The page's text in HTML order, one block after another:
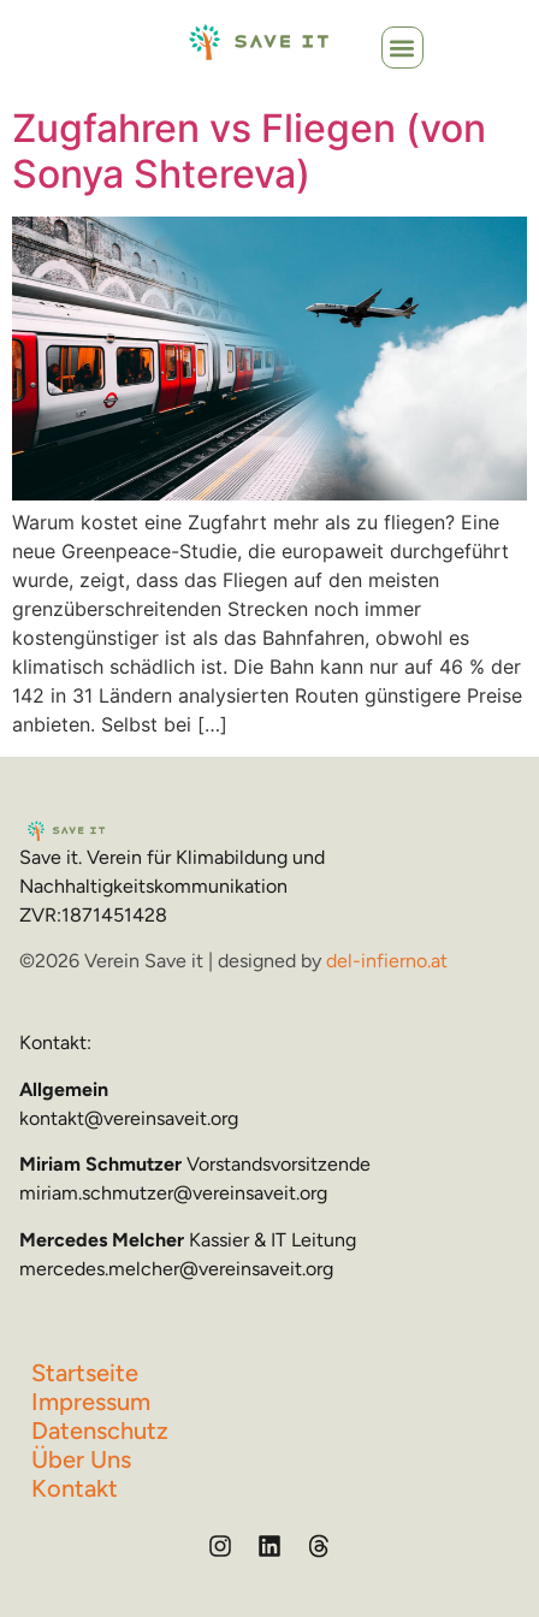
Zugfahren vs Fliegen (von
Sonya Shtereva)
Warum kostet eine Zugfahrt mehr als zu fliegen? Eine
neue Greenpeace-Studie, die europaweit durchgeführt
wurde, zeigt, dass das Fliegen auf den meisten
grenzüberschreitenden Strecken noch immer
kostengünstiger ist als das Bahnfahren, obwohl es
klimatisch schädlich ist. Die Bahn kann nur auf 46 % der
142 in 31 Ländern analysierten Routen günstigere Preise
anbieten. Selbst bei […]
Save it. Verein für Klimabildung und
Nachhaltigkeitskommunikation
ZVR:1871451428
©2026 Verein Save it | designed by del-infierno.at
Kontakt:
Allgemein
kontakt@vereinsaveit.org
Miriam Schmutzer Vorstandsvorsitzende
miriam.schmutzer@vereinsaveit.org
Mercedes Melcher Kassier & IT Leitung
mercedes.melcher@vereinsaveit.org
Startseite
Impressum
Datenschutz
Über Uns
Kontakt